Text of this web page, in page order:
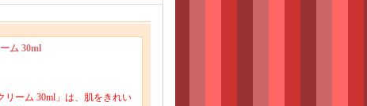
ム 30ml
ーム 30ml」は、肌をきれい